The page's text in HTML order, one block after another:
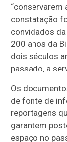
“conservarem
constatação
convidados
200 anos da
dois séculos
passado, a
Os
de fonte de
reportagens
garantem
espaço no